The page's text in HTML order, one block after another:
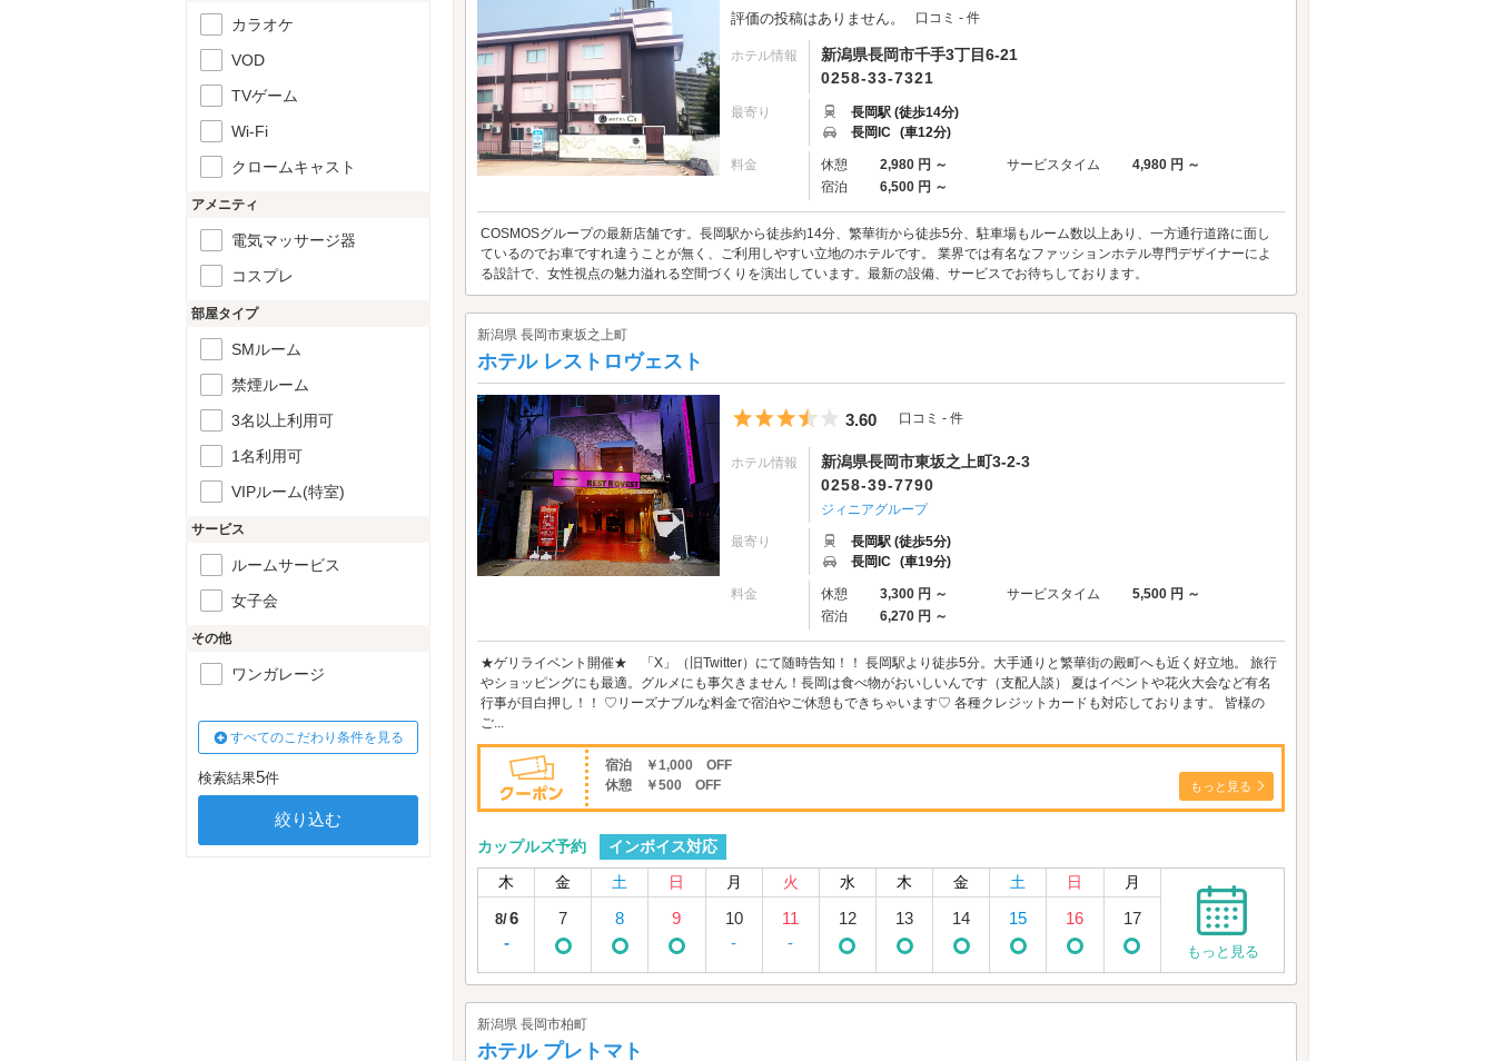
評価の投稿はありません。 口コミ - 件
ホテル情報
新潟県長岡市千手3丁目6-21
0258-33-7321
最寄り
長岡駅 (徒歩14分)
長岡IC (車12分)
料金 休憩 2,980 円 ～ サービスタイム
4,980 円 ～
宿泊
6,500 円 ～
COSMOSグループの最新店舗です。長岡駅から徒歩約14分、繁華街から徒歩5分、駐車場もルーム数以上あり、一方通行道路に面し
ているのでお車ですれ違うことが無く、ご利用しやすい立地のホテルです。 業界では有名なファッションホテル専門デザイナーによ
る設計で、女性視点の魅力溢れる空間づくりを演出しています。最新の設備、サービスでお待ちしております。
新潟県 長岡市東坂之上町
ホテル レストロヴェスト
5つ星のうち3.5
3.60 口コミ - 件
ホテル情報
新潟県長岡市東坂之上町3-2-3
0258-39-7790
ジィニアグループ
最寄り
長岡駅 (徒歩5分)
長岡IC (車19分)
料金 休憩 3,300 円 ～ サービスタイム
5,500 円 ～
宿泊
6,270 円 ～
★ゲリライベント開催★ 「X」（旧Twitter）にて随時告知！！ 長岡駅より徒歩5分。大手通りと繁華街の殿町へも近く好立地。 旅行
やショッピングにも最適。グルメにも事欠きません！長岡は食べ物がおいしいんです（支配人談） 夏はイベントや花火大会など有名
行事が目白押し！！ ♡リーズナブルな料金で宿泊やご休憩もできちゃいます♡ 各種クレジットカードも対応しております。 皆様の
ご...
宿泊 ￥1,000 OFF
休憩 ￥500 OFF
もっと見る
カップルズ予約
インボイス対応
木
金 土 日 月 火 水 木 金 土 日 月
8/6
-
7 8 9
10
-
11
-
12 13 14 15 16 17
もっと見る
新潟県 長岡市柏町
ホテル プレトマト
カラオケ
VOD
TVゲーム
Wi-Fi
クロームキャスト
アメニティ
電気マッサージ器
コスプレ
部屋タイプ
SMルーム
禁煙ルーム
3名以上利用可
1名利用可
VIPルーム(特室)
サービス
ルームサービス
女子会
その他
ワンガレージ
すべてのこだわり条件を見る
検索結果5件